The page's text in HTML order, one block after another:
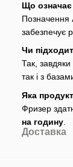
Що означає
Позначення
забезпечує
Чи
Так,
так і з
Яка
Фризер
на годину
Доставка